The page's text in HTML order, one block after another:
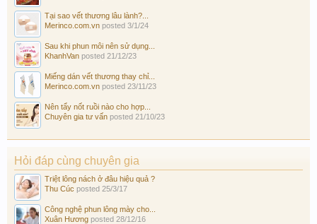
Tại sao vết thương lâu lành?...
Merinco.com.vn posted 3/1/24
Sau khi phun môi nên sử dụng...
KhanhVan posted 21/12/23
Miếng dán vết thương thay chỉ...
Merinco.com.vn posted 23/11/23
Nên tẩy nốt ruồi nào cho hợp...
Chuyên gia tư vấn posted 21/10/23
Hỏi đáp cùng chuyên gia
Triệt lông nách ở đâu hiệu quả ?
Thu Cúc posted 25/3/17
Công nghệ phun lông mày cho...
Xuân Hương posted 28/12/16